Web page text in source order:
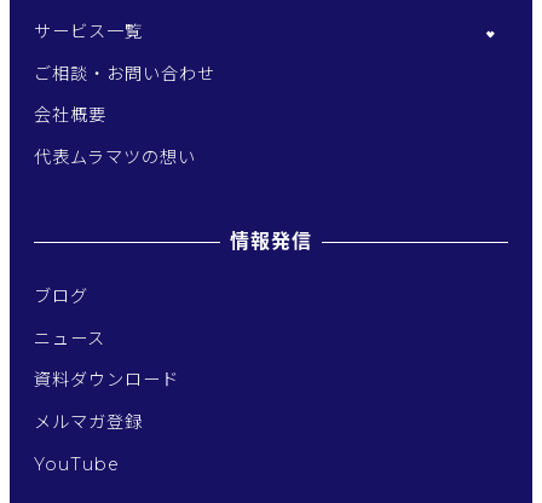
サービス一覧
ご相談・お問い合わせ
会社概要
代表ムラマツの想い
情報発信
ブログ
ニュース
資料ダウンロード
メルマガ登録
YouTube